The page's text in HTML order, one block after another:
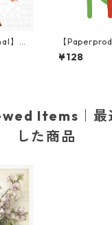
】バ
ズ ペ
Favo
【
バラ売り2枚
ーパーナプ
¥128
Items｜最
した商品